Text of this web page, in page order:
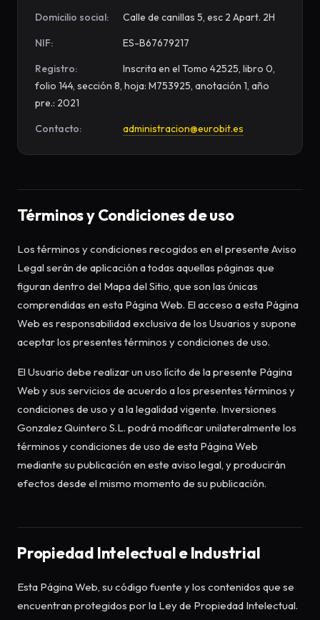
Domicilio social:
Calle de canillas 5, esc 2 Apart. 2H
NIF:
ES-B67679217
Registro:
Inscrita en el Tomo 42525, libro 0,
folio 144, sección 8, hoja: M753925, anotación 1, año
pre.: 2021
Contacto:
administracion@eurobit.es
Términos y Condiciones de uso
Los términos y condiciones recogidos en el presente Aviso
Legal serán de aplicación a todas aquellas páginas que
figuran dentro del Mapa del Sitio, que son las únicas
comprendidas en esta Página Web. El acceso a esta Página
Web es responsabilidad exclusiva de los Usuarios y supone
aceptar los presentes términos y condiciones de uso.
El Usuario debe realizar un uso lícito de la presente Página
Web y sus servicios de acuerdo a los presentes términos y
condiciones de uso y a la legalidad vigente. Inversiones
Gonzalez Quintero S.L. podrá modificar unilateralmente los
términos y condiciones de uso de esta Página Web
mediante su publicación en este aviso legal, y producirán
efectos desde el mismo momento de su publicación.
Propiedad Intelectual e Industrial
Esta Página Web, su código fuente y los contenidos que se
encuentran protegidos por la Ley de Propiedad Intelectual.